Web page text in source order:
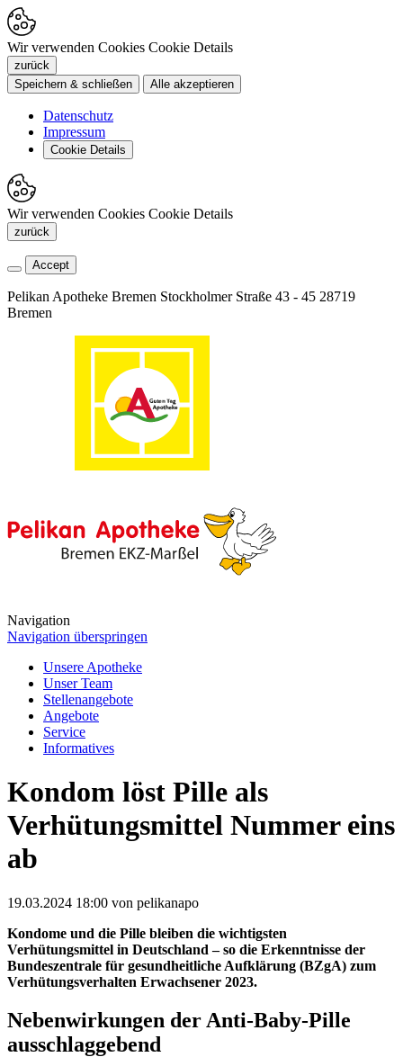
Wir verwenden Cookies Cookie Details
zurück
Speichern & schließen
Alle akzeptieren
Datenschutz
Impressum
Cookie Details
Wir verwenden Cookies Cookie Details
zurück
Accept
Pelikan Apotheke Bremen Stockholmer Straße 43 - 45 28719
Bremen
Navigation
Navigation überspringen
Unsere Apotheke
Unser Team
Stellenangebote
Angebote
Service
Informatives
Kondom löst Pille als
Verhütungsmittel Nummer eins
ab
19.03.2024 18:00 von pelikanapo
Kondome und die Pille bleiben die wichtigsten
Verhütungsmittel in Deutschland – so die Erkenntnisse der
Bundeszentrale für gesundheitliche Aufklärung (BZgA) zum
Verhütungsverhalten Erwachsener 2023.
Nebenwirkungen der Anti-Baby-Pille
ausschlaggebend